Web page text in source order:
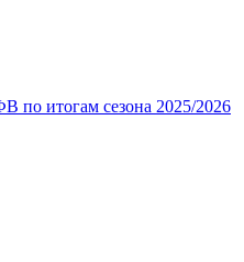
по итогам сезона 2025/2026